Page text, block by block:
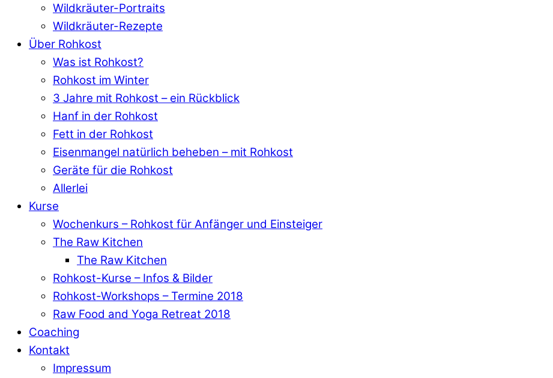
Wildkräuter-Portraits
Wildkräuter-Rezepte
Über Rohkost
Was ist Rohkost?
Rohkost im Winter
3 Jahre mit Rohkost – ein Rückblick
Hanf in der Rohkost
Fett in der Rohkost
Eisenmangel natürlich beheben – mit Rohkost
Geräte für die Rohkost
Allerlei
Kurse
Wochenkurs – Rohkost für Anfänger und Einsteiger
The Raw Kitchen
The Raw Kitchen
Rohkost-Kurse – Infos & Bilder
Rohkost-Workshops – Termine 2018
Raw Food and Yoga Retreat 2018
Coaching
Kontakt
Impressum